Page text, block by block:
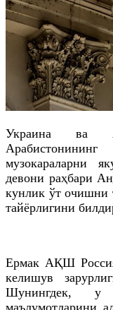
Украина ва
музокараларни
девони раҳбари
кунлик ўт очишни
тайёрлигини
Ермак АҚШ
келишув
Шунингдек, у
маълумотларини